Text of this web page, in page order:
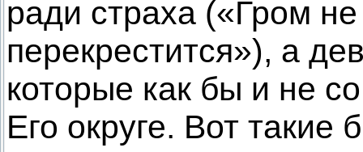
ради страха («Гром
перекрестится»), а
которые как бы и не
Его округе. Вот